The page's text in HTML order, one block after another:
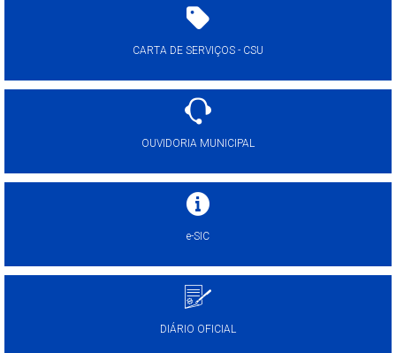
CARTA DE SERVIÇOS - CSU
OUVIDORIA MUNICIPAL
e-SIC
DIÁRIO OFICIAL